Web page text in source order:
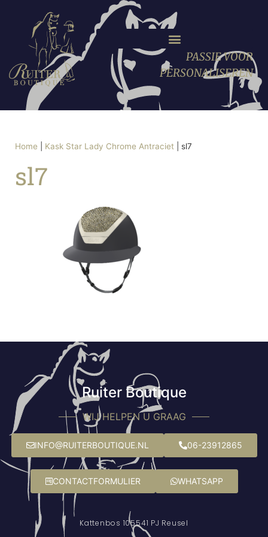
PASSIE VOOR
PERSONALISEREN
Home Kask Star Lady Chrome Antraciet sl7
sl7
Ruiter Boutique
WIJ HELPEN U GRAAG
INFO@RUITERBOUTIQUE.NL 06-23912865
CONTACTFORMULIER WHATSAPP
Kattenbos 105541 PJ Reusel